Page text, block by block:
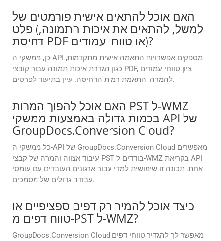
האם אוכל להתאים אישית פורמטים של
פלט (למשל, להתאים את איכות התמונה,
דחיסת PDF או טווחי עמודים)?
כן, ממשקי ה-API מספקים אפשרויות התאמה אישית מתקדמות,
כגון הגדרת איכות תמונה עבור קובצי PDF, ציון טווחי עמודים
להמרה והתאמת רמות הדחיסה. עיין בתיעוד לפרטים.
האם אוכל להפוך המרות PST ל-WMZ
בכמות גדולה באמצעות ממשקי API של
GroupDocs.Conversion Cloud?
כל ממשקי ה-API של GroupDocs.Conversion Cloud מאפשרים
עיבוד אצווה והמרה של קבצי PST בודדים ל-WMZ בקריאת API
אחת. תכונה זו שימושית למדי עבור ארגונים העובדים עם עומסי
עבודה גדולים של מסמכים.
כיצד אוכל להמיר רק דפים ספציפיים או
טווח דפים מ-PST ל-WMZ?
GroupDocs.Conversion Cloud מאפשר לך להגדיר טווחי דפים